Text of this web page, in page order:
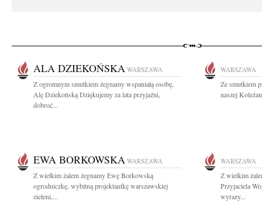
ALA DZIEKOŃSKA WARSZAWA
Z ogromnym smutkiem żegnamy wspaniałą osobę,
Alę Dziekońską Dziękujemy za lata przyjaźni,
dobroć...
WARSZAWA
Ze smutkiem
naszej
EWA BORKOWSKA WARSZAWA
Z wielkim żalem żegnamy Ewę Borkowską
ogrodniczkę, wybitną projektantkę warszawskiej
zieleni,...
WARSZAWA
Z wielkim
Przyjaciela
wyrazy...